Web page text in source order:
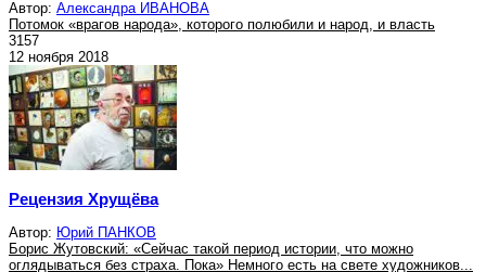
Автор: Александра ИВАНОВА
Потомок «врагов народа», которого полюбили и народ, и власть
3157
12 ноября 2018
Рецензия Хрущёва
Автор: Юрий ПАНКОВ
Борис Жутовский: «Сейчас такой период истории, что можно
оглядываться без страха. Пока» Немного есть на свете художников...